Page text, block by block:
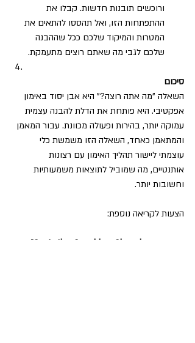
ורוכשים תובנות חדשות. קבלו את
ההתפתחות הזו, ואל תהססו להתאים את
המטרות והמיקוד שלכם ככל שההבנה
שלכם לגבי מה שאתם רוצים מתעמקת.
סיכום
השאלה "מה אתה רוצה?" היא אבן יסוד באימון
אפקטיבי. היא פותחת את הדלת להבנה עצמית
עמוקה יותר, בהירות ופעולה מכוונת. עבור המאמן
והמתאמן כאחד, השאלה הזו משמשת כלי
עוצמתי ליישור תהליך האימון עם רצונות
אותנטיים, מה שמוביל לתוצאות משמעותיות
וחשובות יותר.
הצעות לקריאה נוספת:
"Co-Active Coaching: Changing